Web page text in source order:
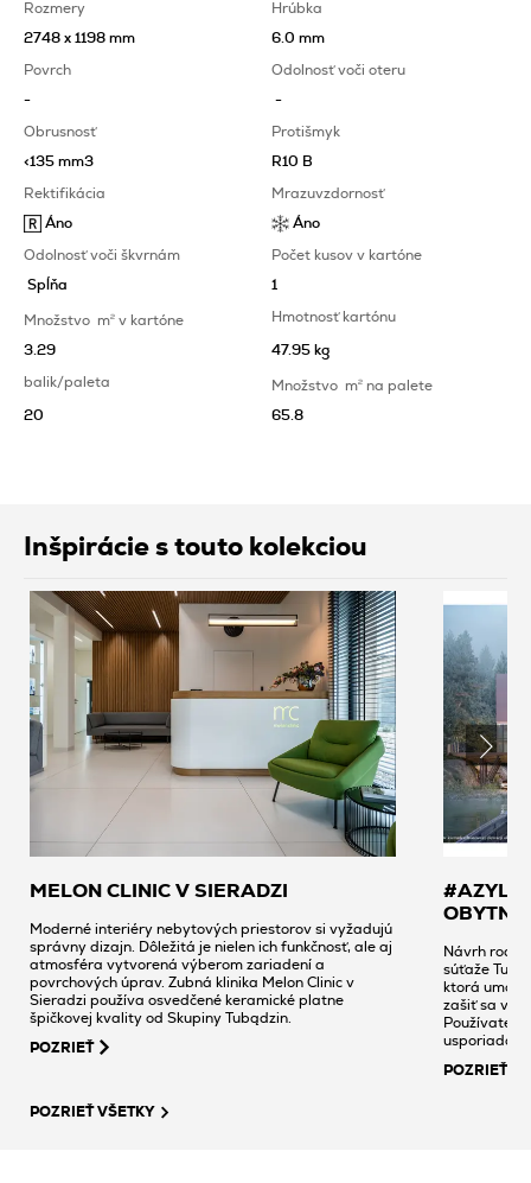
Rozmery
2748 x 1198 mm
Hrúbka
6.0 mm
Povrch
-
Odolnosť voči oteru
-
Obrusnosť
<135 mm3
Protišmyk
R10 B
Rektifikácia
Áno
Mrazuvzdornosť
Áno
Odolnosť voči škvrnám
Spĺňa
Počet kusov v kartóne
1
Množstvo m2 v kartóne
3.29
Hmotnosť kartónu
47.95 kg
balik/paleta
20
Množstvom2 na palete
65.8
Inšpirácie s touto kolekciou
MELON CLINIC V SIERADZI
Moderné interiéry nebytových priestorov si vyžadujú
správny dizajn. Dôležitá je nielen ich funkčnosť, ale aj
atmosféra vytvorená výberom zariadení a
povrchových úprav. Zubná klinika Melon Clinic v
Sieradzi používa osvedčené keramické platne
špičkovej kvality od Skupiny Tubądzin.
POZRIEŤ
#AZYL -
Návrh
súťaže
ktorá
zašiť sa v
jazero. V
POZRIEŤ
POZRIEŤ VŠETKY